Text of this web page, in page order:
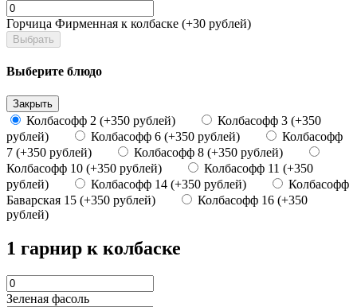
Горчица Фирменная к колбаске (+30 рублей)
Выбрать
Выберите блюдо
Закрыть
Колбасофф 2 (+350 рублей)
Колбасофф 3 (+350
рублей)
Колбасофф 6 (+350 рублей)
Колбасофф
7 (+350 рублей)
Колбасофф 8 (+350 рублей)
Колбасофф 10 (+350 рублей)
Колбасофф 11 (+350
рублей)
Колбасофф 14 (+350 рублей)
Колбасофф
Баварская 15 (+350 рублей)
Колбасофф 16 (+350
рублей)
1 гарнир к колбаске
Зеленая фасоль